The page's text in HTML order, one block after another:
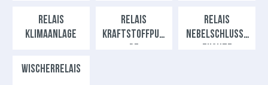
RELAIS
KLIMAANLAGE
RELAIS
KRAFTSTOFFPUM
PE
RELAIS
NEBELSCHLUSSL
EUCHTE
WISCHERRELAIS